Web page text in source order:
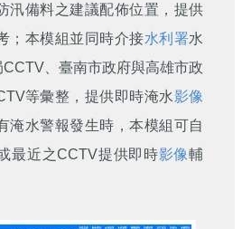
汛備料之建議配佈位置，提供
；本模組並同時介接水利署水
、臺南市政府與高雄市政
等彙整，提供即時淹水影像
淹水警報發生時，本模組可自
最近之CCTV提供即時影像輔